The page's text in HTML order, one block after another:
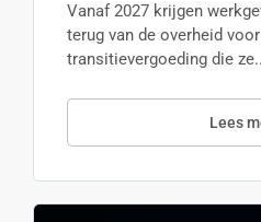
Vanaf 2027 krijgen
terug van de overheid
transitievergoeding die
Lees